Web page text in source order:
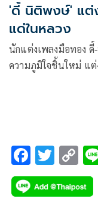
'ดี้ นิติพงษ์' แต่
แด่ในหลวง
นักแต่งเพลงมือทอง
ความภูมิใจชิ้นใหม่ แต่
F
ac
e
T
wi
tt
C
o
p